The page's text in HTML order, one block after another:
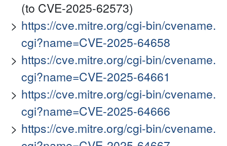
(to CVE-2025-62573)
https://cve.mitre.org/cgi-bin/cvename.
cgi?name=CVE-2025-64658
https://cve.mitre.org/cgi-bin/cvename.
cgi?name=CVE-2025-64661
https://cve.mitre.org/cgi-bin/cvename.
cgi?name=CVE-2025-64666
https://cve.mitre.org/cgi-bin/cvename.